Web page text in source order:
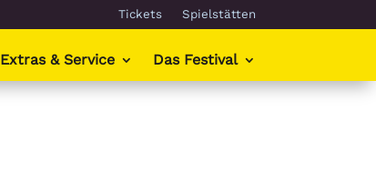
Tickets Spielstätten
Extras & Service Das Festival